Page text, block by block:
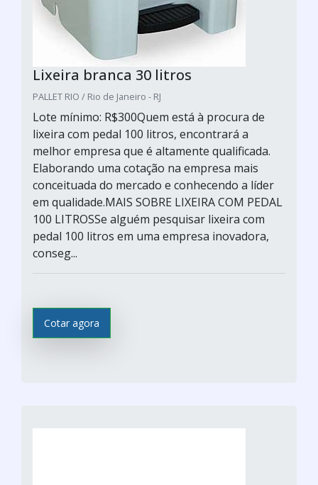
Lixeira branca 30 litros
PALLET RIO / Rio de Janeiro - RJ
Lote mínimo: R$300Quem está à procura de
lixeira com pedal 100 litros, encontrará a
melhor empresa que é altamente qualificada.
Elaborando uma cotação na empresa mais
conceituada do mercado e conhecendo a líder
em qualidade.MAIS SOBRE LIXEIRA COM PEDAL
100 LITROSSe alguém pesquisar lixeira com
pedal 100 litros em uma empresa inovadora,
conseg...
Cotar agora